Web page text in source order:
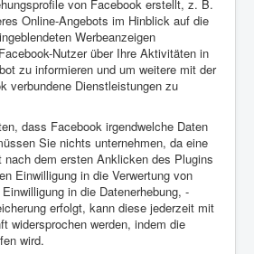
von Facebook erstellt, z. B.
Online-Angebots im Hinblick auf die
Werbeanzeigen
Nutzer über Ihre Aktivitäten in
zu informieren und um weitere mit der
verbundene Dienstleistungen zu
dass Facebook irgendwelche Daten
Sie nichts unternehmen, da eine
nach dem ersten Anklicken des Plugins
Einwilligung in die Verwertung von
in die Datenerhebung, -
erfolgt, kann diese jederzeit mit
widersprochen werden, indem die
wird.